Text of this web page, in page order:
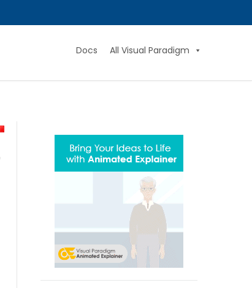
Docs All Visual Paradigm